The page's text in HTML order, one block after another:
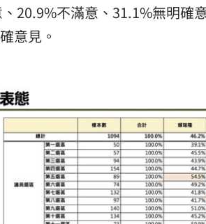
20.9%不滿意、31.1%無明確
意見。